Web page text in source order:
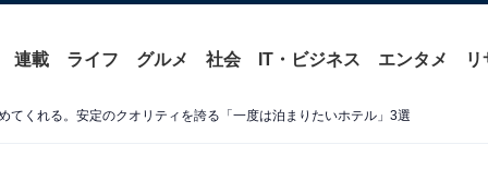
連載 ライフ グルメ 社会 IT・ビジネス エンタメ リ
てくれる。安定のクオリティを誇る「一度は泊まりたいホテル」3選